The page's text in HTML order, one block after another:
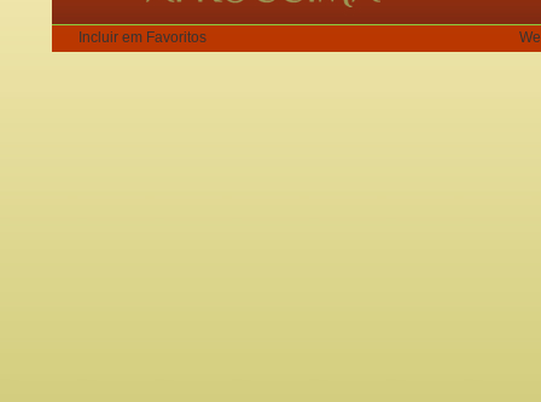
Incluir em Favoritos